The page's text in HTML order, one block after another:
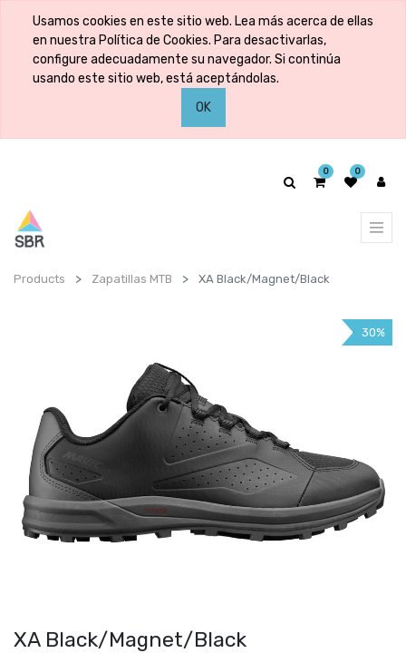
Usamos cookies en este sitio web. Lea más acerca de ellas
en nuestra Política de Cookies. Para desactivarlas,
configure adecuadamente su navegador. Si continúa
usando este sitio web, está aceptándolas.
OK
0 0
Products Zapatillas MTB XA Black/Magnet/Black
30%
XA Black/Magnet/Black